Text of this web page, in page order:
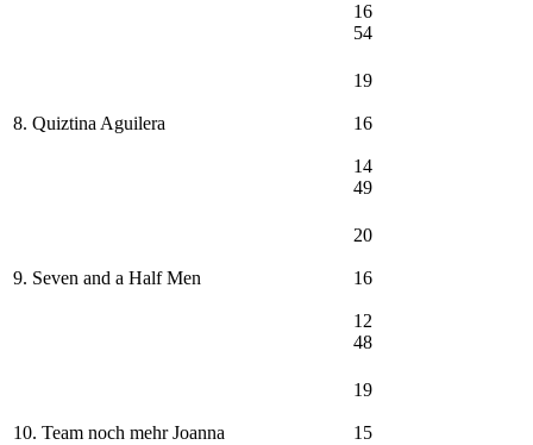
16
54
8. Quiztina Aguilera
19
16
14
49
9. Seven and a Half Men
20
16
12
48
10. Team noch mehr Joanna
19
15